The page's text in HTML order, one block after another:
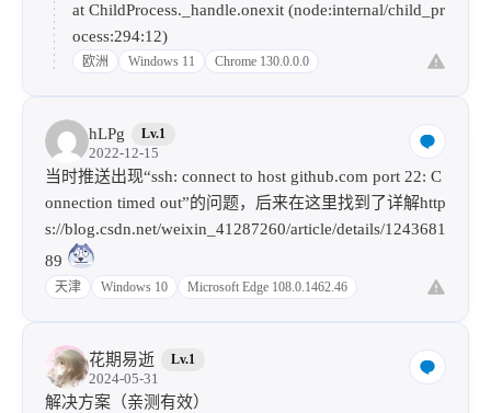
at ChildProcess._handle.onexit (node:internal/child_pr
ocess:294:12)
欧洲 Windows 11 Chrome 130.0.0.0
hLPg Lv.1
2022-12-15
当时推送出现“ssh: connect to host github.com port 22: C
onnection timed out”的问题，后来在这里找到了详解http
s://blog.csdn.net/weixin_41287260/article/details/1243681
89
天津 Windows 10 Microsoft Edge 108.0.1462.46
花期易逝 Lv.1
2024-05-31
解决方案（亲测有效）